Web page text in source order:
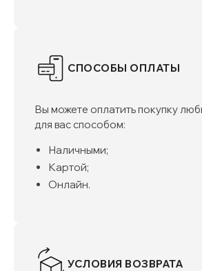
СПОСОБЫ ОПЛАТЫ
Вы можете оплатить покупку
для вас способом:
Наличными;
Картой;
Онлайн.
УСЛОВИЯ ВОЗВРАТА